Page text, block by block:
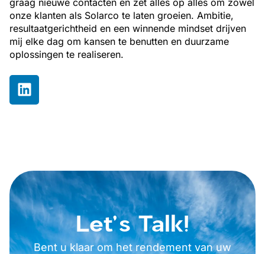
onze klanten als Solarco te laten groeien. Ambitie,
resultaatgerichtheid en een winnende mindset drijven
mij elke dag om kansen te benutten en duurzame
oplossingen te realiseren.
Let's Talk!
Bent u klaar om het rendement van uw